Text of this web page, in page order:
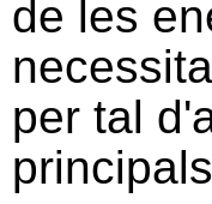
de les
per tal